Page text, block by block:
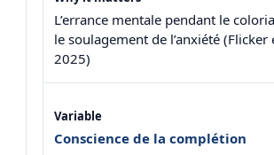
L’errance mentale pendant le
le soulagement de l’anxiété (Flicker
2025)
Conscience de la complétion